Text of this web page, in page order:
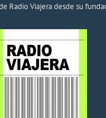
Radio Viajera desde su